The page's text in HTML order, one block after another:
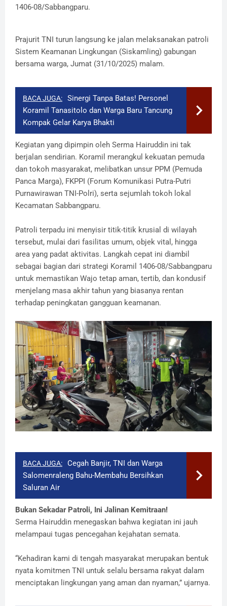
1406-08/Sabbangparu.
Prajurit TNI turun langsung ke jalan melaksanakan patroli
Sistem Keamanan Lingkungan (Siskamling) gabungan
bersama warga, Jumat (31/10/2025) malam.
BACA JUGA:
Sinergi Tanpa Batas! Personel
Koramil Tanasitolo dan Warga Baru Tancung
Kompak Gelar Karya Bhakti
​Kegiatan yang dipimpin oleh Serma Hairuddin ini tak
berjalan sendirian. Koramil merangkul kekuatan pemuda
dan tokoh masyarakat, melibatkan unsur PPM (Pemuda
Panca Marga), FKPPI (Forum Komunikasi Putra-Putri
Purnawirawan TNI-Polri), serta sejumlah tokoh lokal
Kecamatan Sabbangparu.
​Patroli terpadu ini menyisir titik-titik krusial di wilayah
tersebut, mulai dari fasilitas umum, objek vital, hingga
area yang padat aktivitas. Langkah cepat ini diambil
sebagai bagian dari strategi Koramil 1406-08/Sabbangparu
untuk memastikan Wajo tetap aman, tertib, dan kondusif
menjelang masa akhir tahun yang biasanya rentan
terhadap peningkatan gangguan keamanan.
BACA JUGA:
Cegah Banjir, TNI dan Warga
Salomenraleng Bahu-Membahu Bersihkan
Saluran Air
​Bukan Sekadar Patroli, Ini Jalinan Kemitraan!
​Serma Hairuddin menegaskan bahwa kegiatan ini jauh
melampaui tugas pencegahan kejahatan semata.
​“Kehadiran kami di tengah masyarakat merupakan bentuk
nyata komitmen TNI untuk selalu bersama rakyat dalam
menciptakan lingkungan yang aman dan nyaman,” ujarnya.